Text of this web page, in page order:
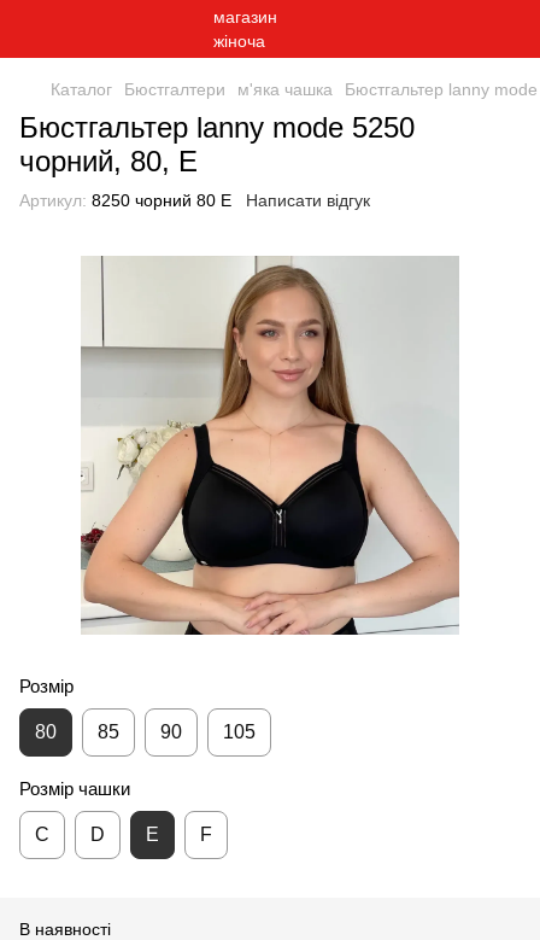
Каталог Бюстгалтери м'яка чашка Бюстгальтер lanny
Бюстгальтер lanny mode 5250
чорний, 80, E
Артикул: 8250 чорний 80 E Написати відгук
Розмір
80 85 90 105
Розмір чашки
С D E F
В наявності